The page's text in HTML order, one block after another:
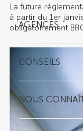
AGENCES
CONSEILS
NOUS
La future
à partir du 1er
obligatoirement